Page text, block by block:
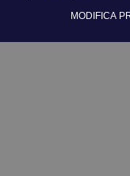
MODIFICA